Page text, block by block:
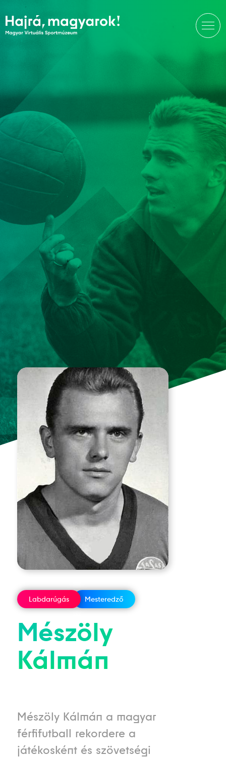
Labdarúgás Mesteredző
Mészöly
Kálmán
Mészöly Kálmán a magyar
férfifutball rekordere a
játékosként és szövetségi